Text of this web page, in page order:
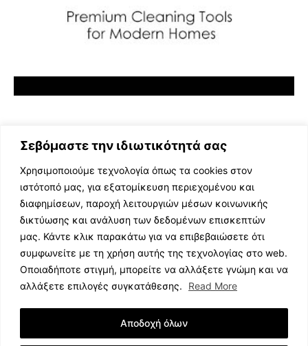
Σεβόμαστε την ιδιωτικότητά σας
Χρησιμοποιούμε τεχνολογία όπως τα cookies στον
ιστότοπό μας, για εξατομίκευση περιεχομένου και
διαφημίσεων, παροχή λειτουργιών μέσων κοινωνικής
δικτύωσης και ανάλυση των δεδομένων επισκεπτών
μας. Κάντε κλικ παρακάτω για να επιβεβαιώσετε ότι
συμφωνείτε με τη χρήση αυτής της τεχνολογίας στο web.
Οποιαδήποτε στιγμή, μπορείτε να αλλάξετε γνώμη και να
αλλάξετε επιλογές συγκατάθεσης.
Read More
Αποδοχή όλων
ΕΛΛΗΝΙΚΗ ΜΟΥΣΙΚΗ
TV SHOWS
EVENTS
ΘΕΑΤΡΟ
ΔΙΑΓΩΝΙΣΜΟΙ
STOA CULTURA
ΣΥΝΕΝΤΕΥΞΕΙΣ